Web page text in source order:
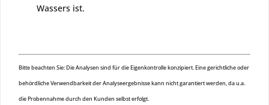
Wassers ist.
Bitte beachten Sie: Die Analysen sind für die Eigenkontrolle konzipiert. Eine gerichtliche oder
behördliche Verwendbarkeit der Analyseergebnisse kann nicht garantiert werden, da u.a.
die Probennahme durch den Kunden selbst erfolgt.